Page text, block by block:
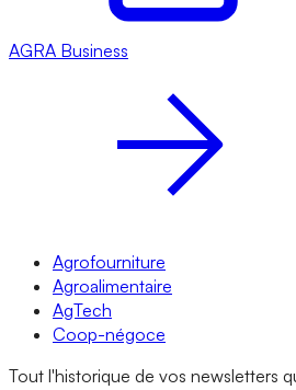
AGRA Business
Agrofourniture
Agroalimentaire
AgTech
Coop-négoce
Tout l'historique de vos newsletters